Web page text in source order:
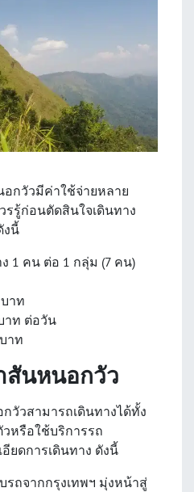
อกวัวมีค่าใช้จ่ายหลาย
รรู้ก่อนตัดสินใจเดินทาง
งนี้
1 คน ต่อ 1 กลุ่ม (7 คน)
าท
าท ต่อวัน
าท
สันหนอกวัว
วัวสามารถเดินทางได้ทั้ง
หรือใช้บริการรถ
ยดการเดินทาง ดังนี้
รถจากกรุงเทพฯ มุ่งหน้าสู่